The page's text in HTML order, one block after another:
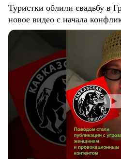
Туристки облили свадьбу в
новое видео с начала